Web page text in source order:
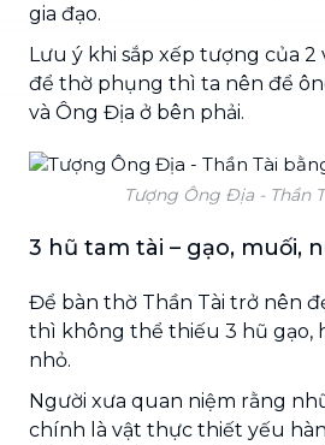
gia đạo.
Lưu ý khi sắp xếp tượng của
để thờ phụng thì ta nên để
và Ông Địa ở bên phải.
Tượng Ông Địa - Thần
3 hũ tam tài – gạo, muối,
Để bàn thờ Thần Tài trở nên
thì không thể thiếu 3 hũ gạo,
nhỏ.
Người xưa quan niệm rằng
chính là vật thực thiết yếu